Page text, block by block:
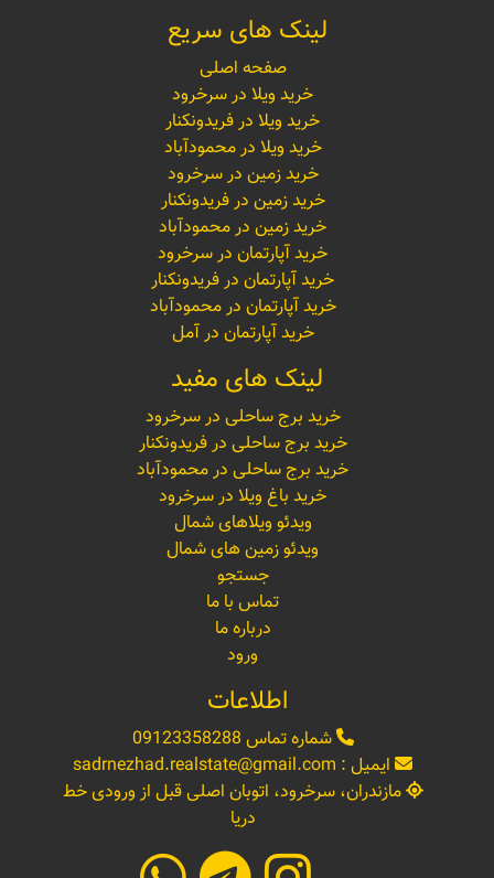
لینک های سریع
صفحه اصلی
خرید ویلا در سرخرود
خرید ویلا در فریدونکنار
خرید ویلا در محمودآباد
خرید زمین در سرخرود
خرید زمین در فریدونکنار
خرید زمین در محمودآباد
خرید آپارتمان در سرخرود
خرید آپارتمان در فریدونکنار
خرید آپارتمان در محمودآباد
خرید آپارتمان در آمل
لینک های مفید
خرید برج ساحلی در سرخرود
خرید برج ساحلی در فریدونکنار
خرید برج ساحلی در محمودآباد
خرید باغ ویلا در سرخرود
ویدئو ویلاهای شمال
ویدئو زمین های شمال
جستجو
تماس با ما
درباره ما
ورود
اطلاعات
شماره تماس 09123358288
ایمیل : sadrnezhad.realstate@gmail.com
مازندران، سرخرود، اتوبان اصلی قبل از ورودی خط
دریا